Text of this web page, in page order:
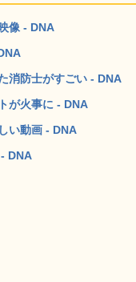
像 - DNA
消防士がすごい - DNA
が火事に - DNA
い動画 - DNA
DNA